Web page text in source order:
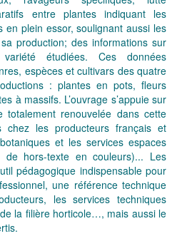
entre plantes indiquant les
en plein essor, soulignant aussi les
production; des informations sur
étudiées. Ces données
espèces et cultivars des quatre
: plantes en pots, fleurs
à massifs. L’ouvrage s’appuie sur
totalement renouvelée dans cette
les producteurs français et
et les services espaces
hors-texte en couleurs)... Les
pédagogique indispensable pour
une référence technique
les services techniques
la filière horticole…, mais aussi le